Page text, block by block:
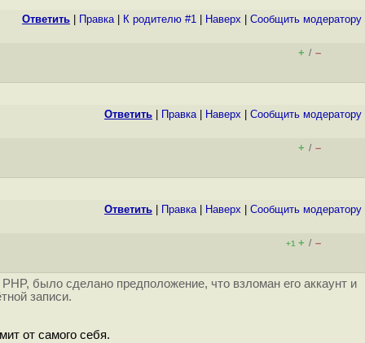
Ответить Правка| К родителю #1 Наверх Cообщить модератору
+ / –
Ответить Правка| Наверх Cообщить модератору
+ / –
Ответить Правка| Наверх Cообщить модератору
+1 + / –
было сделано предположение, что взломан его аккаунт и
записи.
от самого себя.